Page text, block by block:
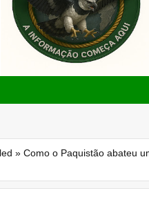
» Como o Paquistão abateu